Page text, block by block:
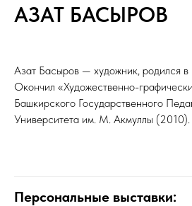
АЗАТ БАСЫРОВ
Азат Басыров — художник, родился в
Окончил «Художественно-
Башкирского Государственного
Университета им. М. Акмуллы (2010).
Персональные выставки: